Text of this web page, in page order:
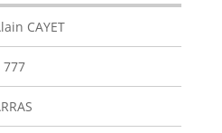
CAYET
777